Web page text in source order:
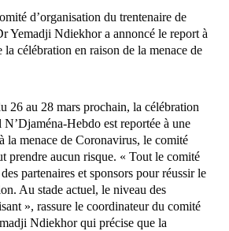
d’organisation du trentenaire de
Yemadji Ndiekhor a annoncé le report à
la célébration en raison de la menace de
26 au 28 mars prochain, la célébration
Hebdo est reportée à une
la menace de Coronavirus, le comité
prendre aucun risque. « Tout le comité
partenaires et sponsors pour réussir le
Au stade actuel, le niveau des
», rassure le coordinateur du comité
Ndiekhor qui précise que la